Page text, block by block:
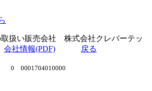
取扱い販売会社 株式会社クレバーテッ
会社情報(PDF) 戻る
0 0001704010000